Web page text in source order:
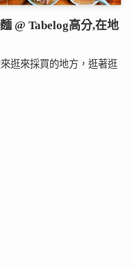
@ Tabelog高分,在地
逛來採買的地方，逛著逛